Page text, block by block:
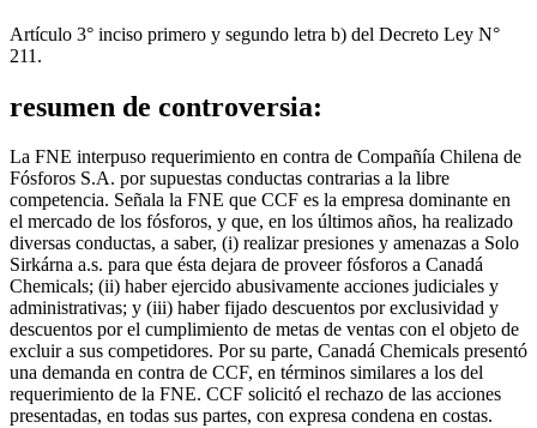
Artículo 3° inciso primero y segundo letra b) del Decreto Ley N°
211.
resumen de controversia:
La FNE interpuso requerimiento en contra de Compañía Chilena de
Fósforos S.A. por supuestas conductas contrarias a la libre
competencia. Señala la FNE que CCF es la empresa dominante en
el mercado de los fósforos, y que, en los últimos años, ha realizado
diversas conductas, a saber, (i) realizar presiones y amenazas a Solo
Sirkárna a.s. para que ésta dejara de proveer fósforos a Canadá
Chemicals; (ii) haber ejercido abusivamente acciones judiciales y
administrativas; y (iii) haber fijado descuentos por exclusividad y
descuentos por el cumplimiento de metas de ventas con el objeto de
excluir a sus competidores. Por su parte, Canadá Chemicals presentó
una demanda en contra de CCF, en términos similares a los del
requerimiento de la FNE. CCF solicitó el rechazo de las acciones
presentadas, en todas sus partes, con expresa condena en costas.